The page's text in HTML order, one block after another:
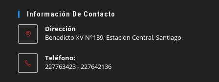
Información De Contacto
Dirección
Benedicto XV N°139, Estacion Central, Santiago.
Teléfono:
227763423 - 227642136